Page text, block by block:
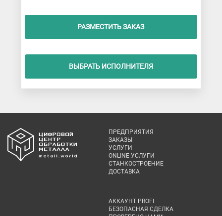
РАЗМЕСТИТЬ ЗАКАЗ
ВЫБРАТЬ ИСПОЛНИТЕЛЯ
ПРЕДПРИЯТИЯ
ЗАКАЗЫ
УСЛУГИ
ONLINE УСЛУГИ
СТАНКОСТРОЕНИЕ
ДОСТАВКА
АККАУНТ PROFI
БЕЗОПАСНАЯ СДЕЛКА